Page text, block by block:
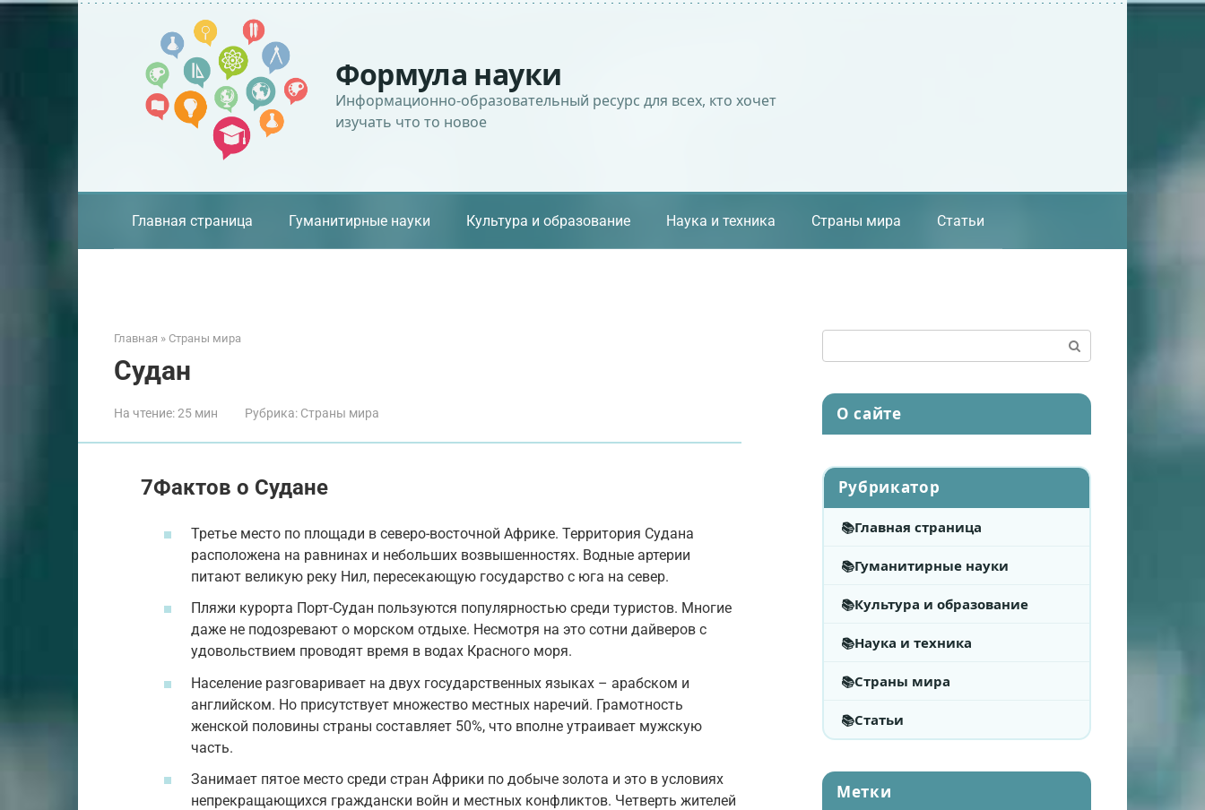
Перейти
Формула науки
Информационно-образовательный ресурс для всех, кто хочет
изучать что то новое
Главная страница Гуманитирные науки Культура и образование Наука и техника Страны мира Статьи
Главная » Страны мира
Судан
На чтение:25 мин Рубрика: Страны мира
7Фактов о Судане
Третье место по площади в северо-восточной Африке. Территория Судана
расположена на равнинах и небольших возвышенностях. Водные артерии
питают великую реку Нил, пересекающую государство с юга на север.
Пляжи курорта Порт-Судан пользуются популярностью среди туристов. Многие
даже не подозревают о морском отдыхе. Несмотря на это сотни дайверов с
удовольствием проводят время в водах Красного моря.
Население разговаривает на двух государственных языках – арабском и
английском. Но присутствует множество местных наречий. Грамотность
женской половины страны составляет 50%, что вполне утраивает мужскую
часть.
Занимает пятое место среди стран Африки по добыче золота и это в условиях
непрекращающихся граждански войн и местных конфликтов. Четверть жителей
О сайте
Рубрикатор
Главная страница
Гуманитирные науки
Культура и образование
Наука и техника
Страны мира
Статьи
Метки